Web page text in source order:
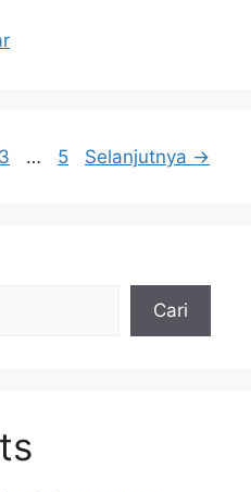
Halaman
3 … Halaman
5 Selanjutnya →
Cari